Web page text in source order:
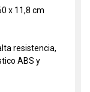
x 11,8 cm
resistencia,
ABS y